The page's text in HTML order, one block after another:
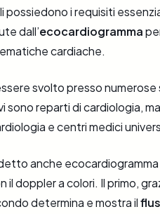
possiedono i requisiti
dall’ecocardiogramma
cardiache.
svolto presso
sono reparti di cardiologia,
e centri medici
anche ecocardiogramma
il doppler a colori. Il primo,
determina e mostra il